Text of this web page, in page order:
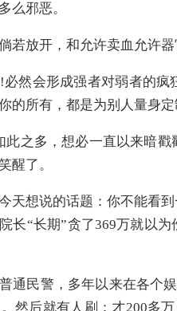
么邪恶。
放开，和允许卖血允许器
会形成强者对弱者的疯
的所有，都是为别人量身定
多，想必一直以来暗戳
醒了。
想说的话题：你不能看到
长“长期”贪了369万就以
民警，多年以来在各个娱
然后就有人刷：才200多